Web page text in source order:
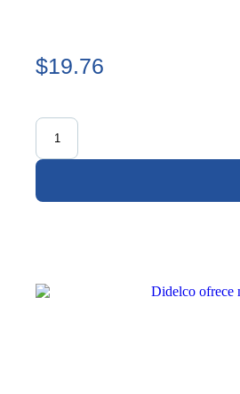
$19.76